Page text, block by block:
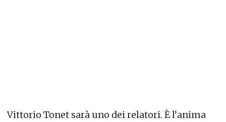
Vittorio Tonet sarà uno dei relatori. È l’anima